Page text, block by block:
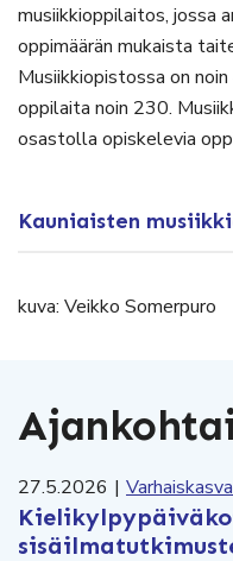
musiikkioppilaitos, jossa
oppimäärän mukaista
Musiikkiopistossa on
oppilaita noin 230.
osastolla opiskelevia
Kauniaisten
kuva: Veikko Somerpuro
27.5.2026 |